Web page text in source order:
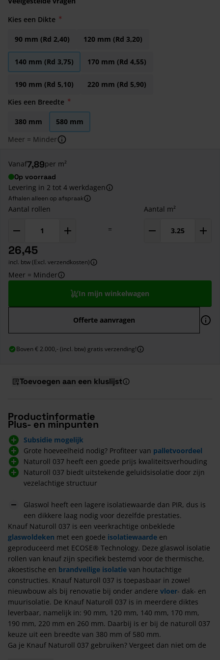
Kies een Dikte
90 mm (Rd 2,40) 120 mm (Rd 3,20)
140 mm (Rd 3,75) 170 mm (Rd 4,55)
190 mm (Rd 5,10)
220 mm (Rd 5,90)
Kies een Breedte
380 mm
580 mm
Meer = Minder
Vanaf7,89per m²
Op voorraad
Levering in 2 tot 4 werkdagen
Afhalen alleen op afspraak
Aantal rollen
=
Aantal m²
26,45
incl. btw (Excl. verzendkosten)
Meer = Minder
In mijn winkelwagen
Offerte aanvragen
Boven € 2.000,- (incl. btw) gratis verzending!
Toevoegen aan een kluslijst
Productinformatie
Plus- en minpunten
Subsidie mogelijk
Grote hoeveelheid nodig? Profiteer van palletvoordeel
Naturoll 037 heeft een goede prijs kwaliteitsverhouding
Naturoll 037 biedt uitstekende geluidsisolatie door zijn
vezelachtige structuur
Glaswol heeft een lagere isolatiewaarde dan PIR, dus is
een dikkere laag nodig voor dezelfde prestaties.
Knauf Naturoll 037 is een veerkrachtige onbeklede
glaswoldeken met een goede isolatiewaarde en
geproduceerd met ECOSE® Technology. Deze glaswol isolatie
rollen van knauf zijn specifiek bestemd voor de thermische,
akoestische en brandveilige isolatie van houtachtige
constructies. Knauf Naturoll 037 is toepasbaar in zowel
nieuwbouw als bij renovatie bij onder andere vloer- dak- en
muurisolatie. De Knauf Naturoll 037 is in meerdere diktes
leverbaar, namelijk in: 90 mm, 120 mm, 140 mm, 170 mm,
190 mm, 220 mm en 260 mm. Daarbij is er bij de naturoll 037
keuze uit een breedte van 380 mm of 580 mm.
Ga je Knauf Naturoll 037 gebruiken? Vergeet dan niet om de